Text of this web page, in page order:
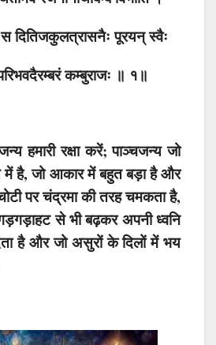
स दितिजकुलत्रासनैः पूरयन् स्वैः
कम्बुराजः ॥ १॥
हमारी रक्षा करें; पाञ्चजन्य जो
में है, जो आकार में बहुत बड़ा है और
पर चंद्रमा की तरह चमकता है,
से भी बढ़कर अपनी ध्वनि
है और जो असुरों के दिलों में भय